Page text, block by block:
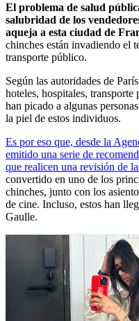
El problema de salud
salubridad de los
aqueja a esta ciudad de
chinches están invadiendo el
transporte público.
Según las autoridades de
hoteles, hospitales,
han picado a algunas
la piel de estos individuos.
Es por eso que, desde la
emitido una serie de
que realicen una revisión de
convertido en uno de los
chinches, junto con los
de cine. Incluso, estos han
Gaulle.